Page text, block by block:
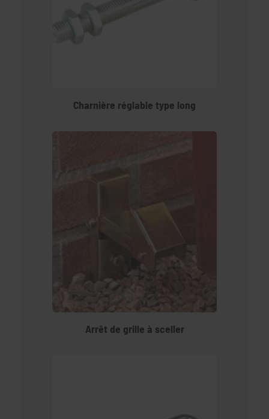
Charnière réglable type long
Arrêt de grille à sceller